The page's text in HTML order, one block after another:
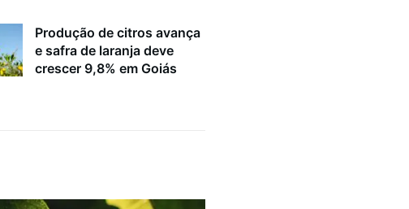
Produção de citros avança
e safra de laranja deve
crescer 9,8% em Goiás